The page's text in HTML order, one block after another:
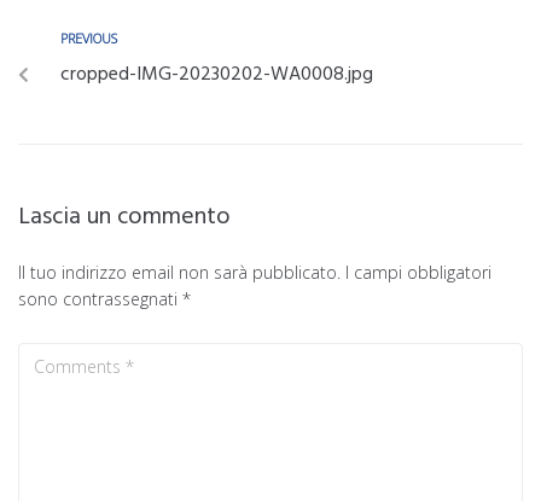
PREVIOUS
cropped-IMG-20230202-WA0008.jpg
Lascia un commento
Il tuo indirizzo email non sarà pubblicato. I campi obbligatori
sono contrassegnati *